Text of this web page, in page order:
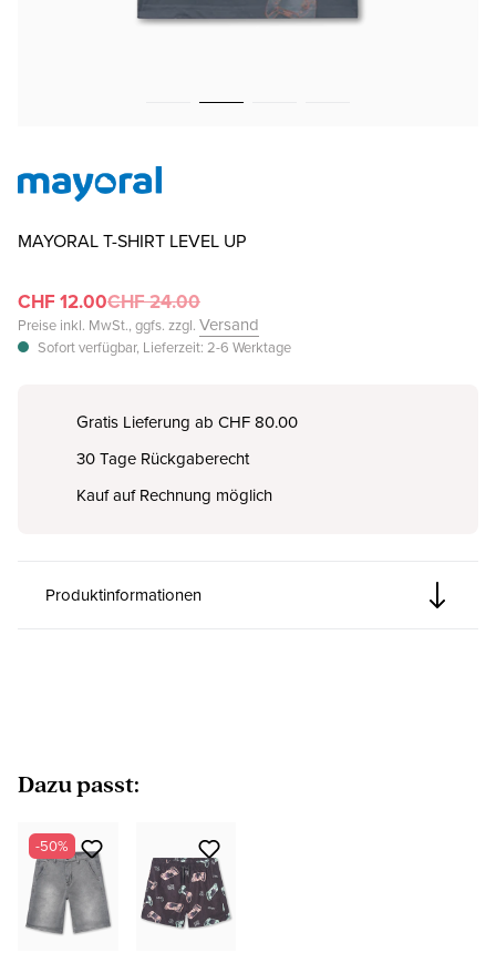
MAYORAL T-SHIRT LEVEL UP
CHF 12.00CHF 24.00
Preise inkl. MwSt., ggfs. zzgl. Versand
Sofort verfügbar, Lieferzeit: 2-6 Werktage
Gratis Lieferung ab CHF 80.00
30 Tage Rückgaberecht
Kauf auf Rechnung möglich
Produktinformationen
Produktgalerie überspringen
Dazu passt:
-50%